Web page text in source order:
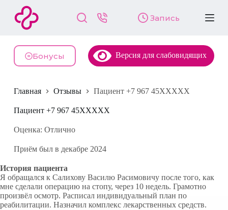
й
и
у
и
Запись
Бонусы Версия для слабовидящих
Главная Отзывы Пациент +7 967 45XXXXX
Пациент +7 967 45XXXXX
Оценка: Отлично
Приём был в декабре 2024
История пациента
Я обращался к Салихову Василю Расимовичу после того, как
мне сделали операцию на стопу, через 10 недель. Грамотно
произвёл осмотр. Расписал индивидуальный план по
реабилитации. Назначил комплекс лекарственных средств.